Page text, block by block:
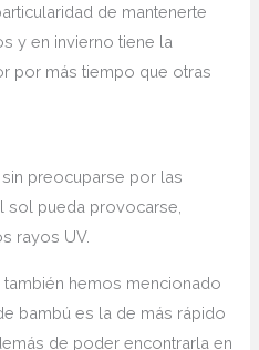
de mantenerte
y en invierno tiene la
por más tiempo que otras
preocuparse por las
sol pueda provocarse,
rayos UV.
hemos mencionado
bambú es la de más rápido
de poder encontrarla en